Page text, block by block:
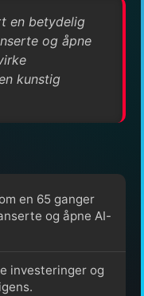
en betydelig
og åpne
kunstig
en 65 ganger
og åpne AI-
investeringer og